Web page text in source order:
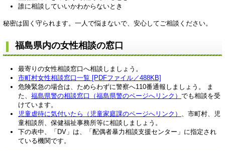
誰に相談していいかわからないとき
秘密は固く守られます。一人で悩まないで、安心してご相談ください。
福島県内の女性相談の窓口
最寄りの女性相談窓口へ相談しましょう。
市町村女性相談窓口一覧 [PDFファイル／488KB]
危険緊急の場合は、ためらわずに警察へ110番通報しましょう。 ま
た、 福島県警の相談窓口（福島県警のページへリンク） でも相談を受
けています。
児童虐待に気付いたら（児童家庭課のページへリンク） 、市町村、児
童相談所、保健福祉事務所等に相談しましょう。
下の表中、「DV」は、「配偶者暴力相談支援センター」に指定され
ている機関です。